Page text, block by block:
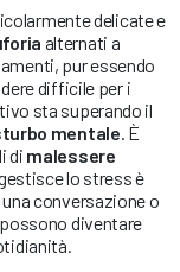
delicate e
alternati a
pur essendo
difficile per i
sta superando il
mentale. È
di malessere
lo stress è
conversazione o
diventare